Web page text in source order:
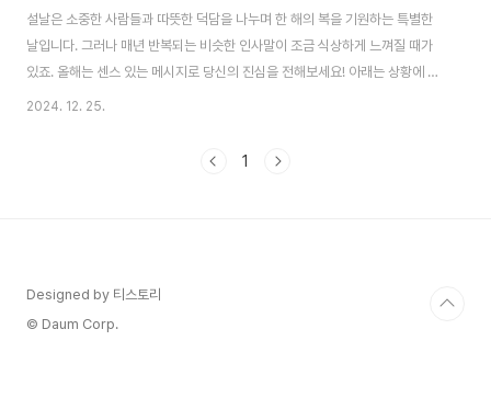
설날은 소중한 사람들과 따뜻한 덕담을 나누며 한 해의 복을 기원하는 특별한
날입니다. 그러나 매년 반복되는 비슷한 인사말이 조금 식상하게 느껴질 때가
있죠. 올해는 센스 있는 메시지로 당신의 진심을 전해보세요! 아래는 상황에 맞
는 다양한 설날 카톡 인사말 예문입니다. 💌✨ 친구를 위한 설날 인사말친구에
시작을 축하하며 유쾌한 분위기를 더해보세요."복 많이 받는 한 해 되자! 설날
2024. 12. 25.
1
Designed by 티스토리
© Daum Corp.